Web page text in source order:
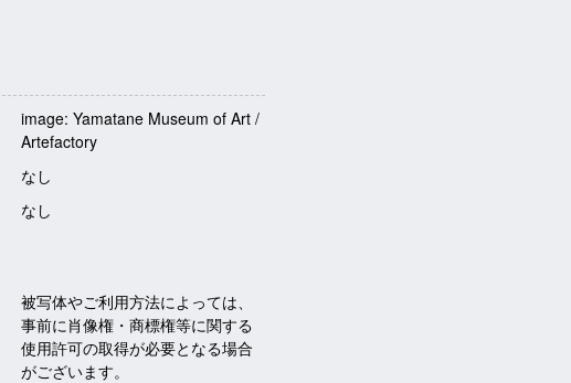
image: Yamatane Museum of Art /
Artefactory
なし
なし
被写体やご利用方法によっては、
事前に肖像権・商標権等に関する
使用許可の取得が必要となる場合
がございます。